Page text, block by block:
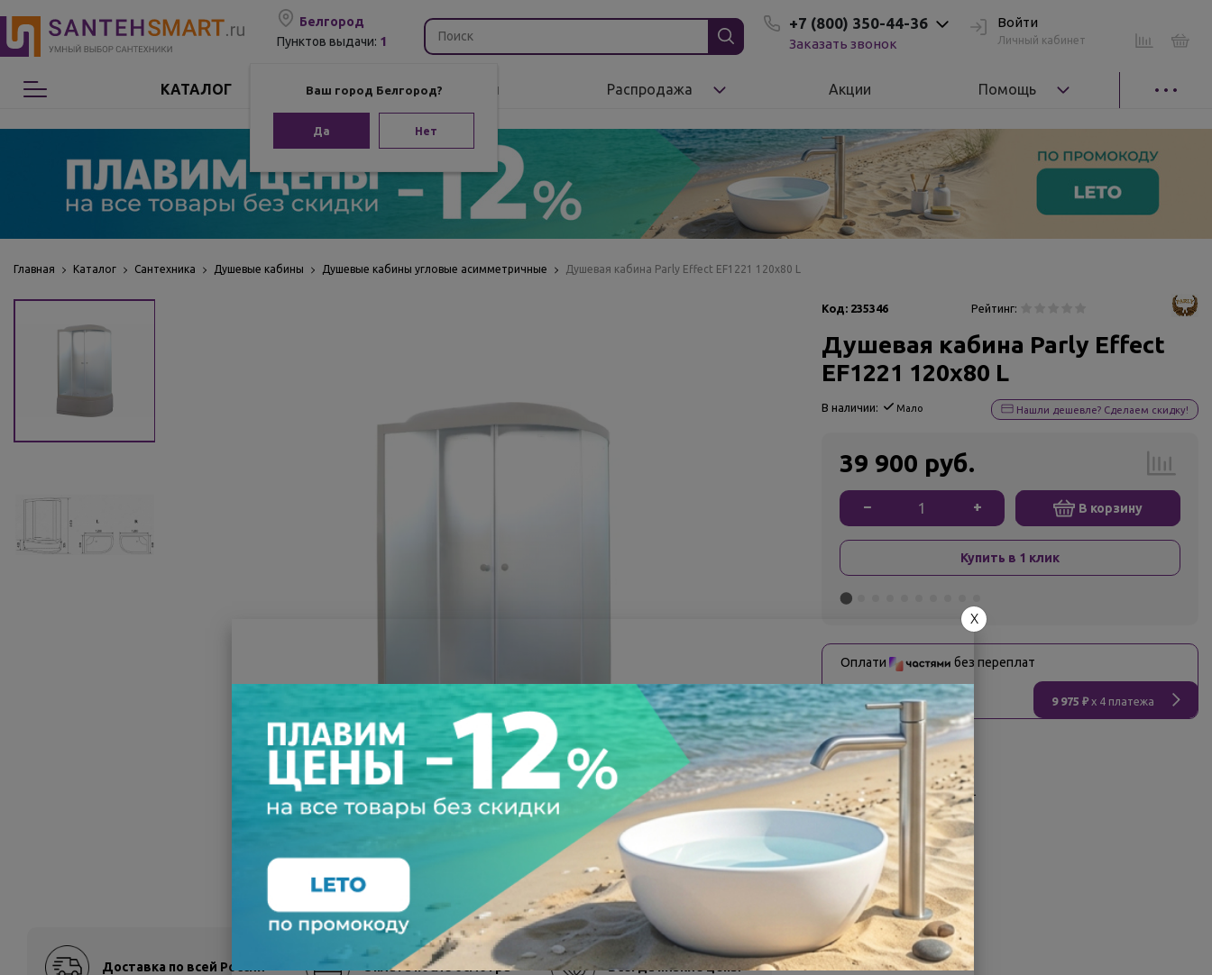
Белгород
Пунктов выдачи: 1
Ваш город Белгород?
Да Нет
+7 (800) 350-44-36
Заказать звонок
Войти
Личный кабинет
КАТАЛОГ
Сантехника
Мебель для ванной
Аксессуары для ванной
Комплектующие
Бренды Распродажа Акции Помощь
Главная Каталог Сантехника Душевые кабины Душевые кабины угловые асимметричные Душевая кабина Parly Effect EF1221 120x80 L
Доставка по всей России Оплата после осмотра Всегда низкие цены
Код: 235346 Рейтинг:
Душевая кабина Parly Effect
EF1221 120x80 L
В наличии: Мало Нашли дешевле? Сделаем скидку!
39 900 руб.
− + В корзину
Купить в 1 клик
Оплати без переплат
9 975 ₽x 4 платежа
О товаре
Заводской артикул: EF1221L
Производитель:
Parly
Другие характеристики
Поделиться
X